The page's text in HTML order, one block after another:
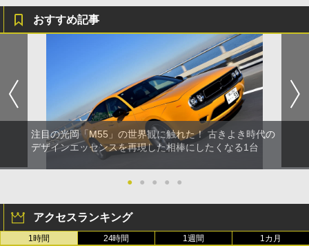
おすすめ記事
注目の光岡「M55」の世界観に触れた！ 古きよき時代の
デザインエッセンスを再現した相棒にしたくなる1台
● ● ● ● ●
アクセスランキング
1時間 24時間 1週間 1カ月